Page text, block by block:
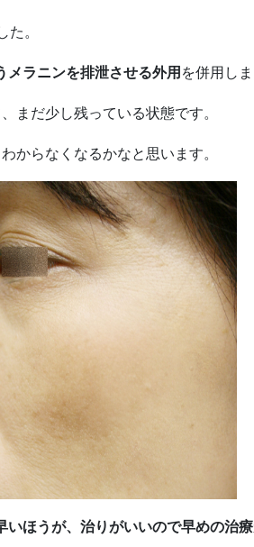
た。
メラニンを排泄させる外用 を併用しま
まだ少し残っている状態です。
からなくなるかなと思います。
いほうが、治りがいいので早めの治